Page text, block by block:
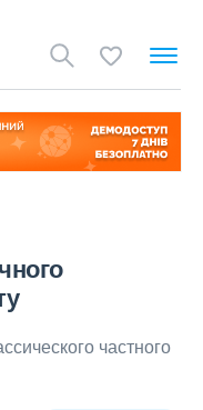
частного